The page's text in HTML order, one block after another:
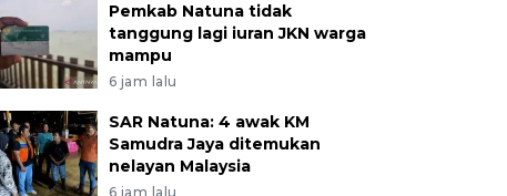
Pemkab Natuna tidak
tanggung lagi iuran JKN warga
mampu
6 jam lalu
SAR Natuna: 4 awak KM
Samudra Jaya ditemukan
nelayan Malaysia
6 jam lalu